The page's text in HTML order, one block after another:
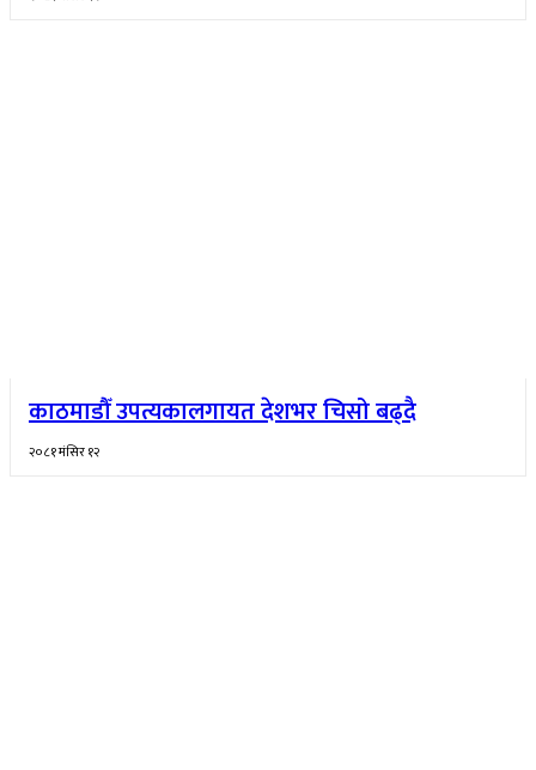
काठमाडौँ उपत्यकालगायत देशभर चिसो बढ्दै
२०८१ मंसिर १२